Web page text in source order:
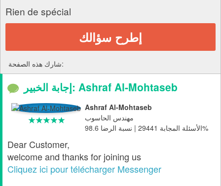
Rien de spécial
إطرح سؤالك
شارك هذه الصفحة:
إجابة الخبير: Ashraf Al-Mohtaseb
Ashraf Al-Mohtaseb
مهندس الحاسوب
الأسئلة المجابة 29441 | نسبة الرضا 98.6%
Dear Customer,
welcome and thanks for joining us
Cliquez ici pour télécharger Messenger